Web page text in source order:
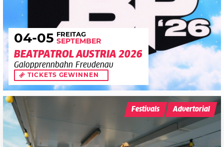
04-05 FREITAG
SEPTEMBER
BEATPATROL AUSTRIA 2026
Galopprennbahn Freudenau
TICKETS GEWINNEN
Festivals Advertorial